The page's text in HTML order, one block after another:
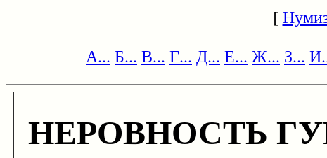
[
А... Б... В... Г... Д... Е... Ж... З...
НЕРОВНОСТЬ